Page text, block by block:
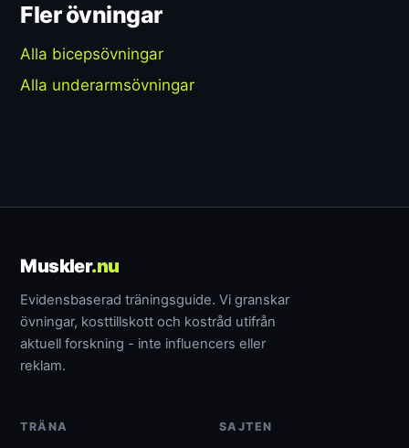
Fler övningar
Alla bicepsövningar
Alla underarmsövningar
Muskler.nu
Evidensbaserad träningsguide. Vi granskar
övningar, kosttillskott och kostråd utifrån
aktuell forskning - inte influencers eller
reklam.
TRÄNA SAJTEN